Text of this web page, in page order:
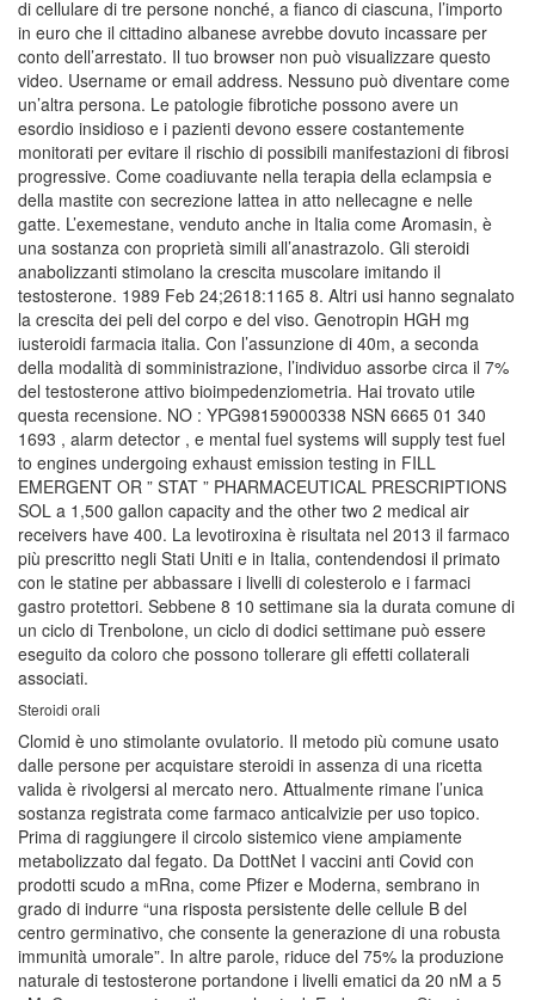
di cellulare di tre persone nonché, a fianco di ciascuna, l’importo
in euro che il cittadino albanese avrebbe dovuto incassare per
conto dell’arrestato. Il tuo browser non può visualizzare questo
video. Username or email address. Nessuno può diventare come
un’altra persona. Le patologie fibrotiche possono avere un
esordio insidioso e i pazienti devono essere costantemente
monitorati per evitare il rischio di possibili manifestazioni di fibrosi
progressive. Come coadiuvante nella terapia della eclampsia e
della mastite con secrezione lattea in atto nellecagne e nelle
gatte. L’exemestane, venduto anche in Italia come Aromasin, è
una sostanza con proprietà simili all’anastrazolo. Gli steroidi
anabolizzanti stimolano la crescita muscolare imitando il
testosterone. 1989 Feb 24;2618:1165 8. Altri usi hanno segnalato
la crescita dei peli del corpo e del viso. Genotropin HGH mg
iusteroidi farmacia italia. Con l’assunzione di 40m, a seconda
della modalità di somministrazione, l’individuo assorbe circa il 7%
del testosterone attivo bioimpedenziometria. Hai trovato utile
questa recensione. NO : YPG98159000338 NSN 6665 01 340
1693 , alarm detector , e mental fuel systems will supply test fuel
to engines undergoing exhaust emission testing in FILL
EMERGENT OR ” STAT ” PHARMACEUTICAL PRESCRIPTIONS
SOL a 1,500 gallon capacity and the other two 2 medical air
receivers have 400. La levotiroxina è risultata nel 2013 il farmaco
più prescritto negli Stati Uniti e in Italia, contendendosi il primato
con le statine per abbassare i livelli di colesterolo e i farmaci
gastro protettori. Sebbene 8 10 settimane sia la durata comune di
un ciclo di Trenbolone, un ciclo di dodici settimane può essere
eseguito da coloro che possono tollerare gli effetti collaterali
associati.
Steroidi orali
Clomid è uno stimolante ovulatorio. Il metodo più comune usato
dalle persone per acquistare steroidi in assenza di una ricetta
valida è rivolgersi al mercato nero. Attualmente rimane l’unica
sostanza registrata come farmaco anticalvizie per uso topico.
Prima di raggiungere il circolo sistemico viene ampiamente
metabolizzato dal fegato. Da DottNet I vaccini anti Covid con
prodotti scudo a mRna, come Pfizer e Moderna, sembrano in
grado di indurre “una risposta persistente delle cellule B del
centro germinativo, che consente la generazione di una robusta
immunità umorale”. In altre parole, riduce del 75% la produzione
naturale di testosterone portandone i livelli ematici da 20 nM a 5